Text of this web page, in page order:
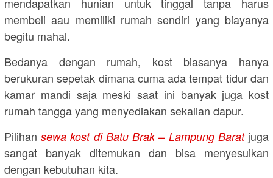
membeli aau memiliki rumah sendiri yang biayanya
begitu mahal.
Bedanya dengan rumah, kost biasanya hanya
berukuran sepetak dimana cuma ada tempat tidur dan
kamar mandi saja meski saat ini banyak juga kost
rumah tangga yang menyediakan sekalian dapur.
Pilihansewa kost di Batu Brak – Lampung Baratjuga
sangat banyak ditemukan dan bisa menyesuikan
dengan kebutuhan kita.